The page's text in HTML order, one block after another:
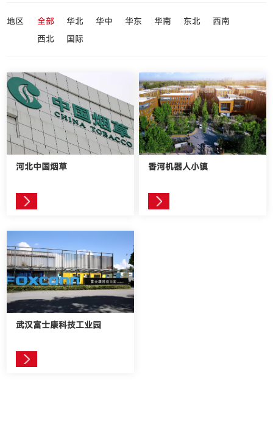
地区 全部 华北 华中 华东 华南 东北
西南
西北
国际
河北中国烟草 香河机器人小镇
武汉富士康科技工业园